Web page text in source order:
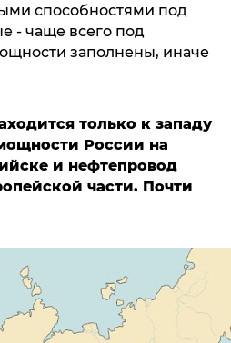
способностями под
- чаще всего под
заполнены, иначе
только к западу
России на
и нефтепровод
части. Почти